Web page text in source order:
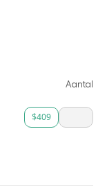
Aantal
$409